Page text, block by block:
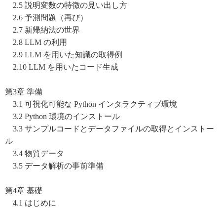
2.5 説明変数の特徴の見い出し方
2.6 予測問題（再び）
2.7 新帰納法の世界
2.8 LLM の利用
2.9 LLM を用いた知識の取得例
2.10 LLM を用いたコード生成
第3章 準備
3.1 可視化可能な Python インタラクティブ環境
3.2 Python 環境のインストール
3.3 サンプルコードとデータファイルの取得とインストー
ル
3.4 物質データ
3.5 データ解析の事前準備
第4章 基礎
4.1 はじめに